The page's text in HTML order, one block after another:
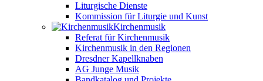
Liturgische Dienste
Kommission für Liturgie und Kunst
Kirchenmusik
Referat für Kirchenmusik
Kirchenmusik in den Regionen
Dresdner Kapellknaben
AG Junge Musik